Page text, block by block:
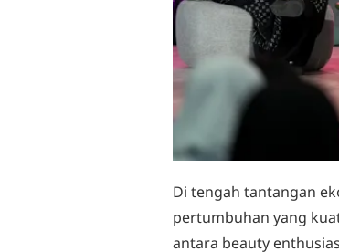
Di tengah tantangan
pertumbuhan yang
antara beauty